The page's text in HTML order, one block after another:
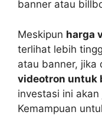
banner atau
Meskipun harga
terlihat lebih
atau banner, jika
videotron untuk
investasi ini
Kemampuan